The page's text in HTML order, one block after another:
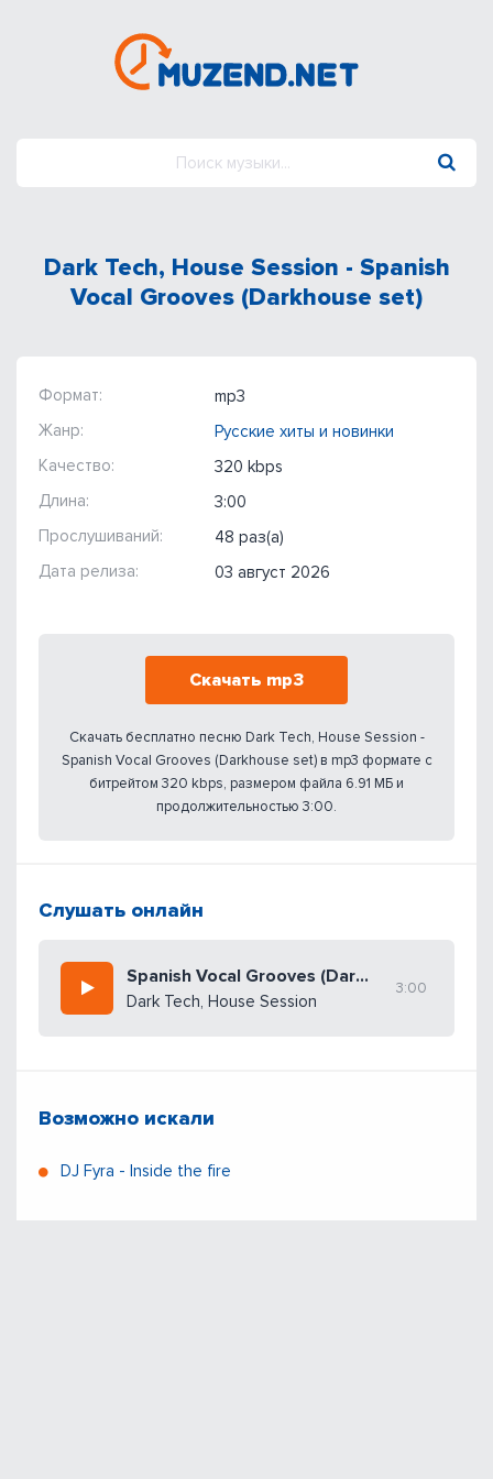
Dark Tech, House Session - Spanish
Vocal Grooves (Darkhouse set)
Формат:
mp3
Жанр:
Русские хиты и новинки
Качество:
320 kbps
Длина:
3:00
Прослушиваний:
48 раз(а)
Дата релиза:
03 август 2026
Скачать mp3
Скачать бесплатно песню Dark Tech, House Session -
Spanish Vocal Grooves (Darkhouse set) в mp3 формате с
битрейтом 320 kbps, размером файла 6.91 МБ и
продолжительностью 3:00.
Слушать онлайн
Spanish Vocal Grooves (Darkhouse set)
Dark Tech, House Session
3:00
Возможно искали
DJ Fyra - Inside the fire